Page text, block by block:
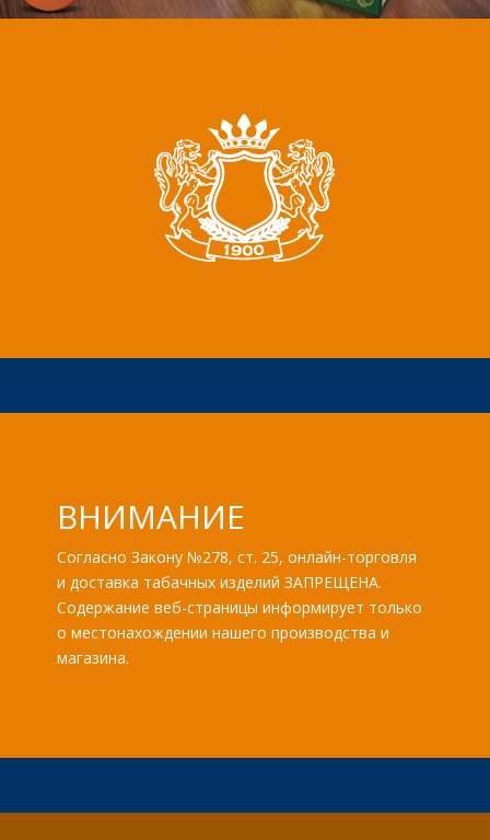
ВНИМАНИЕ
Согласно Закону №278, ст. 25, онлайн-торговля
и доставка табачных изделий ЗАПРЕЩЕНА.
Содержание веб-страницы информирует только
о местонахождении нашего производства и
магазина.